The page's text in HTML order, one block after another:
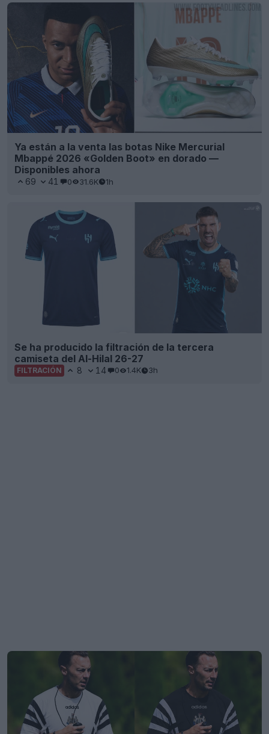
Ya están a la venta las botas Nike Mercurial
Mbappé 2026 «Golden Boot» en dorado —
Disponibles ahora
69 41 0 31.6K 1h
Se ha producido la filtración de la tercera
camiseta del Al-Hilal 26-27
FILTRACIÓN 8 14 0 1.4K 3h